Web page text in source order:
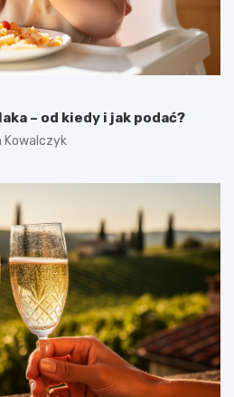
– od kiedy i jak podać?
Kowalczyk